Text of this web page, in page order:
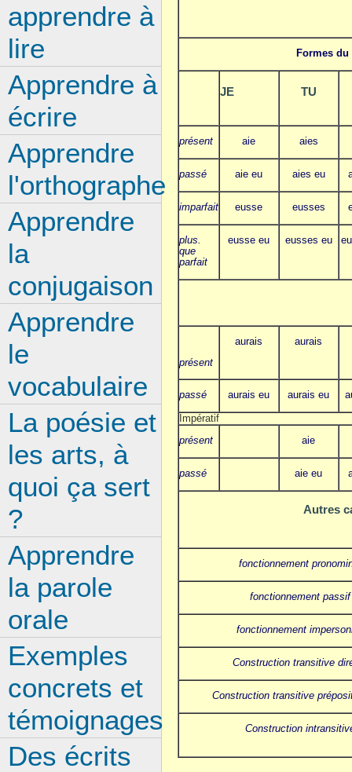
Formes
JE TU
présent aie aies
passé aie eu aies eu
imparfait eusse eusses
plus.
que
parfait
eusse eu eusses eu
présent
aurais aurais
passé aurais eu aurais eu
Impératif
présent
aie
passé aie eu
Autres
fonctionnement
fonctionnement passif
fonctionnement
Construction transitive
Construction transitive
Construction
apprendre à
lire
Apprendre à
écrire
Apprendre
l'orthographe
Apprendre
la
conjugaison
Apprendre
le
vocabulaire
La poésie et
les arts, à
quoi ça sert
?
Apprendre
la parole
orale
Exemples
concrets et
témoignages
Des écrits